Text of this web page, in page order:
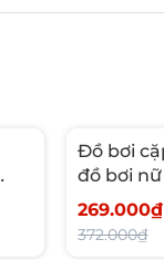
Đồ bơi
đồ bơi
dáng thể
269.000₫
372.000₫